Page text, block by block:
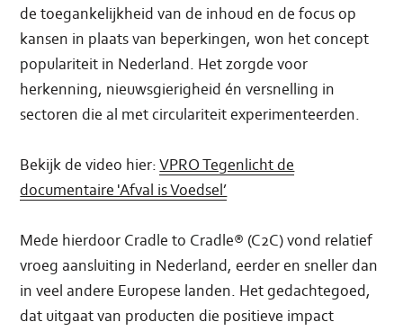
de toegankelijkheid van de inhoud en de focus op
kansen in plaats van beperkingen, won het concept
populariteit in Nederland. Het zorgde voor
herkenning, nieuwsgierigheid én versnelling in
sectoren die al met circulariteit experimenteerden.
Bekijk de video hier:VPRO Tegenlicht de
documentaire 'Afval is Voedsel’
Mede hierdoor Cradle to Cradle® (C2C) vond relatief
vroeg aansluiting in Nederland, eerder en sneller dan
in veel andere Europese landen. Het gedachtegoed,
dat uitgaat van producten die positieve impact